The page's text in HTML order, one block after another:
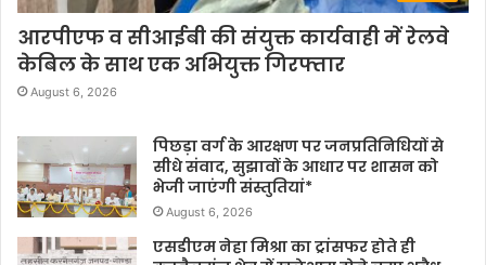
आरपीएफ व सीआईबी की संयुक्त कार्यवाही में रेलवे
केबिल के साथ एक अभियुक्त गिरफ्तार
August 6, 2026
पिछड़ा वर्ग के आरक्षण पर जनप्रतिनिधियों से
सीधे संवाद, सुझावों के आधार पर शासन को
भेजी जाएंगी संस्तुतियां*
August 6, 2026
एसडीएम नेहा मिश्रा का ट्रांसफर होते ही